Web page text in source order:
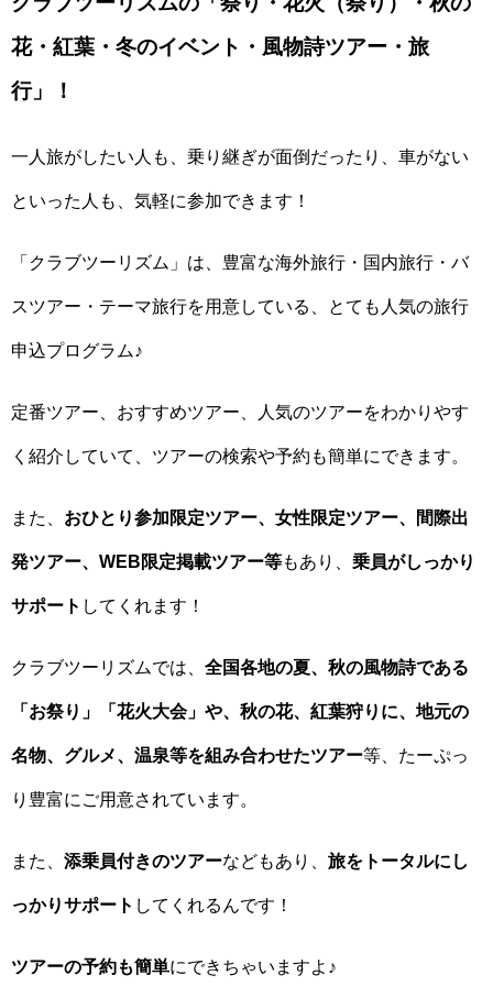
花・紅葉・冬のイベント・風物詩ツアー・旅
行」！
一人旅がしたい人も、乗り継ぎが面倒だったり、車がない
といった人も、気軽に参加できます！
「クラブツーリズム」は、豊富な海外旅行・国内旅行・バ
スツアー・テーマ旅行を用意している、とても人気の旅行
申込プログラム♪
定番ツアー、おすすめツアー、人気のツアーをわかりやす
く紹介していて、ツアーの検索や予約も簡単にできます。
また、 おひとり参加限定ツアー、女性限定ツアー、間際出
発ツアー、WEB限定掲載ツアー等もあり、 乗員がしっかり
サポート してくれます！
クラブツーリズムでは、 全国各地の夏、秋の風物詩である
「お祭り」「花火大会」や、秋の花、紅葉狩りに、地元の
名物、グルメ、温泉等を組み合わせたツアー等、たーぷっ
り豊富にご用意されています。
また、 添乗員付きのツアーなどもあり、 旅をトータルにし
っかりサポート してくれるんです！
ツアーの予約も簡単にできちゃいますよ♪